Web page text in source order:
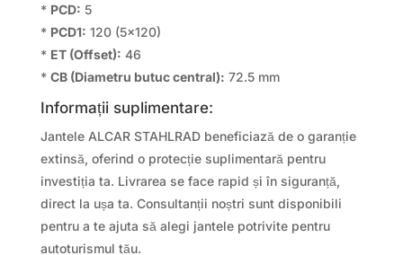
* PCD: 5
* PCD1: 120 (5×120)
* ET (Offset): 46
* CB (Diametru butuc central): 72.5 mm
Informații suplimentare:
Jantele ALCAR STAHLRAD beneficiază de o garanție
extinsă, oferind o protecție suplimentară pentru
investiția ta. Livrarea se face rapid și în siguranță,
direct la ușa ta. Consultanții noștri sunt disponibili
pentru a te ajuta să alegi jantele potrivite pentru
autoturismul tău.